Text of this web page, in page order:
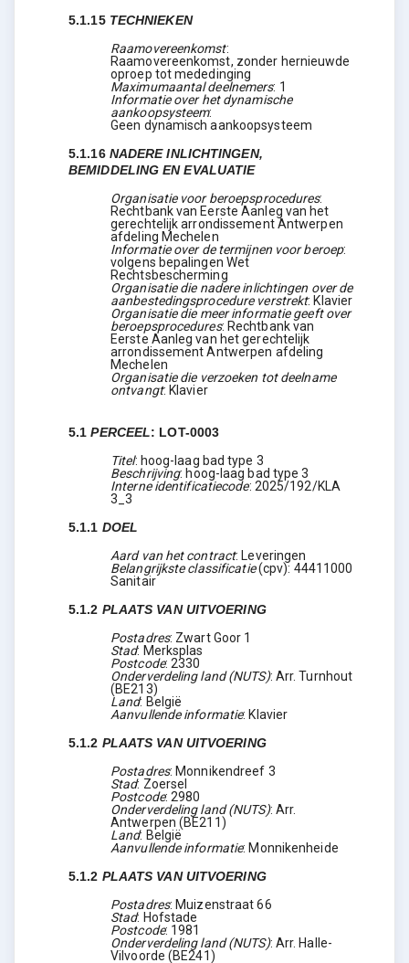
5.1.15 TECHNIEKEN
Raamovereenkomst:
Raamovereenkomst, zonder hernieuwde
oproep tot mededinging
Maximumaantal deelnemers: 1
Informatie over het dynamische
aankoopsysteem:
Geen dynamisch aankoopsysteem
5.1.16 NADERE INLICHTINGEN,
BEMIDDELING EN EVALUATIE
Organisatie voor beroepsprocedures:
Rechtbank van Eerste Aanleg van het
gerechtelijk arrondissement Antwerpen
afdeling Mechelen
Informatie over de termijnen voor beroep:
volgens bepalingen Wet
Rechtsbescherming
Organisatie die nadere inlichtingen over de
aanbestedingsprocedure verstrekt: Klavier
Organisatie die meer informatie geeft over
beroepsprocedures: Rechtbank van
Eerste Aanleg van het gerechtelijk
arrondissement Antwerpen afdeling
Mechelen
Organisatie die verzoeken tot deelname
ontvangt: Klavier
5.1PERCEEL: LOT-0003
Titel: hoog-laag bad type 3
Beschrijving: hoog-laag bad type 3
Interne identificatiecode: 2025/192/KLA
3_3
5.1.1 DOEL
Aard van het contract: Leveringen
Belangrijkste classificatie (cpv): 44411000
Sanitair
5.1.2 PLAATS VAN UITVOERING
Postadres: Zwart Goor 1
Stad: Merksplas
Postcode:2330
Onderverdeling land (NUTS): Arr. Turnhout
(BE213)
Land: België
Aanvullende informatie: Klavier
5.1.2 PLAATS VAN UITVOERING
Postadres: Monnikendreef 3
Stad: Zoersel
Postcode:2980
Onderverdeling land (NUTS): Arr.
Antwerpen (BE211)
Land: België
Aanvullende informatie: Monnikenheide
5.1.2 PLAATS VAN UITVOERING
Postadres: Muizenstraat 66
Stad: Hofstade
Postcode: 1981
Onderverdeling land (NUTS): Arr. Halle-
Vilvoorde (BE241)